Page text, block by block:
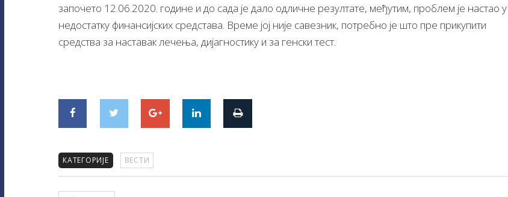
започето 12.06.2020. године и до сада је дало одличне резултате, међутим, проблем је настао у
недостатку финансијских средстава. Време јој није савезник, потребно је што пре прикупити
средства за наставак лечења, дијагностику и за генски тест.
КАТЕГОРИЈЕ ВЕСТИ